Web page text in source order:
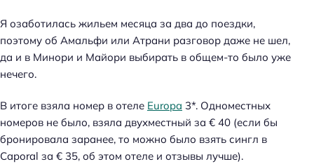
Я озаботилась жильем месяца за два до поездки,
поэтому об Амальфи или Атрани разговор даже не шел,
да и в Минори и Майори выбирать в общем-то было уже
нечего.
В итоге взяла номер в отеле Europa 3*. Одноместных
номеров не было, взяла двухместный за € 40 (если бы
бронировала заранее, то можно было взять сингл в
Caporal за € 35, об этом отеле и отзывы лучше).